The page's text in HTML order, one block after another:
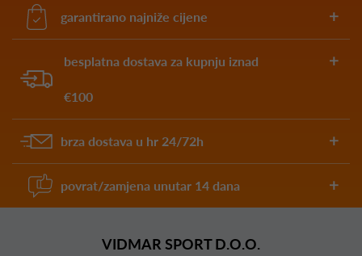
garantirano najniže cijene
besplatna dostava za kupnju iznad
€100
brza dostava u hr 24/72h
povrat/zamjena unutar 14 dana
VIDMAR SPORT D.O.O.